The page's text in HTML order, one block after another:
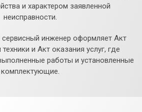
и характером заявленной
неисправности.
инженер оформляет Акт
и Акт оказания услуг, где
работы и установленные
комплектующие.